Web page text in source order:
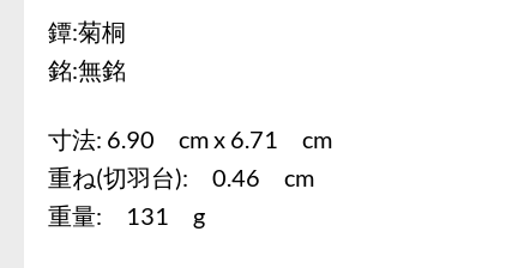
鐔:菊桐
銘:無銘
寸法: 6.90 cm x 6.71 cm
重ね(切羽台): 0.46 cm
重量: 131 g